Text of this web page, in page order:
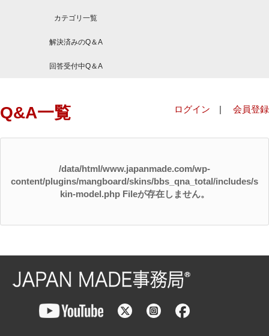
カテゴリ一覧
解決済みのQ＆A
回答受付中Q＆A
Q&A一覧 ログイン | 会員登録
/data/html/www.japanmade.com/wp-
content/plugins/mangboard/skins/bbs_qna_total/includes/s
kin-model.php Fileが存在しません。